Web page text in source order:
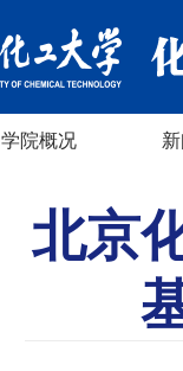
学院概况
北京